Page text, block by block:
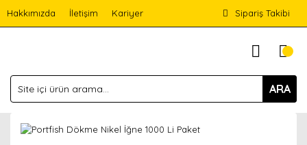
Hakkımızda İletişim Kariyer Sipariş Takibi
ARA